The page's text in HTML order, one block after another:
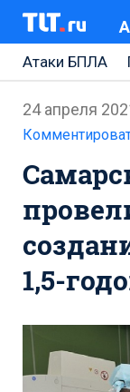
Атаки БПЛА
Ремонт
Ремонт
Набережная
Неделя
24 апреля
1,5-